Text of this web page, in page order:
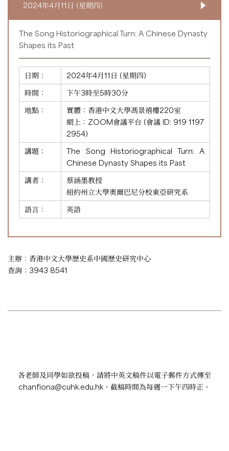
2024年4月11日 (星期四)
The Song Historiographical Turn: A Chinese Dynasty
Shapes its Past
日期：
2024年4月11日 (星期四)
時間：
下午3時至5時30分
地點：
實體：香港中文大學馮景禧樓220室
網上：ZOOM會議平台 (會議 ID: 919 1197
2954)
講題：
The Song Historiographical Turn: A
Chinese Dynasty Shapes its Past
講者：
蔡涵墨教授
紐約州立大學奧爾巴尼分校東亞研究系
語言：
英語
主辦：香港中文大學歷史系中國歷史研究中心
查詢：3943 8541
各老師及同學如欲投稿，請將中英文稿件以電子郵件方式傳至
chanfiona@cuhk.edu.hk 。截稿時間為每週一下午四時正。